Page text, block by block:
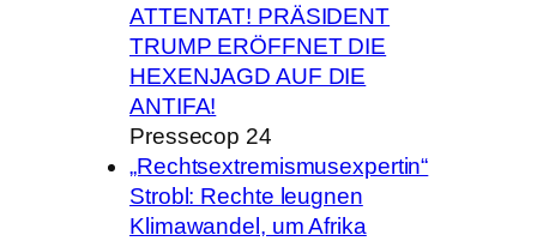
ATTENTAT! PRÄSIDENT
TRUMP ERÖFFNET DIE
HEXENJAGD AUF DIE
ANTIFA!
Pressecop 24
„Rechtsextremismusexpertin“
Strobl: Rechte leugnen
Klimawandel, um Afrika